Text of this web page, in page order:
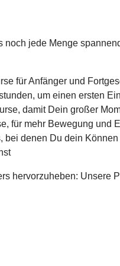
noch jede Menge
für Anfänger und
um einen ersten
damit Dein großer
für mehr Bewegung und
bei denen Du dein
hervorzuheben: Unsere